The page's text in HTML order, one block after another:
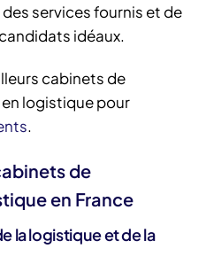
services fournis et de
idéaux.
cabinets de
logistique pour
.
de
en France
la logistique et de la